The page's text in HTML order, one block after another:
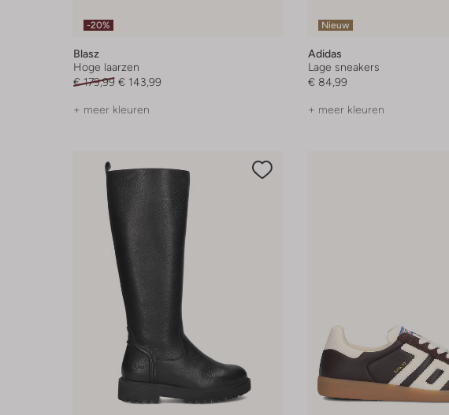
-20%
Blasz
Hoge laarzen
€ 179,99 € 143,99
+ meer kleuren
Nieuw
Adidas
Lage sneakers
€ 84,99
+ meer kleuren